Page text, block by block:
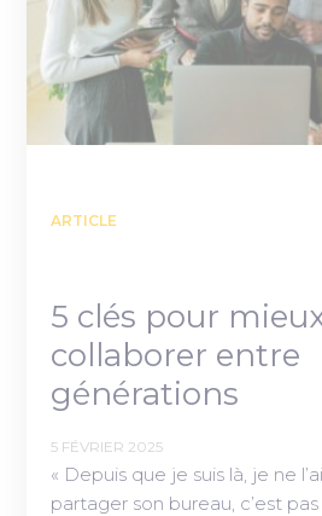
ARTICLE
5 clés pour
collaborer entre
générations
5 FÉVRIER 2025
« Depuis que je suis là, je ne
partager son bureau, c’est